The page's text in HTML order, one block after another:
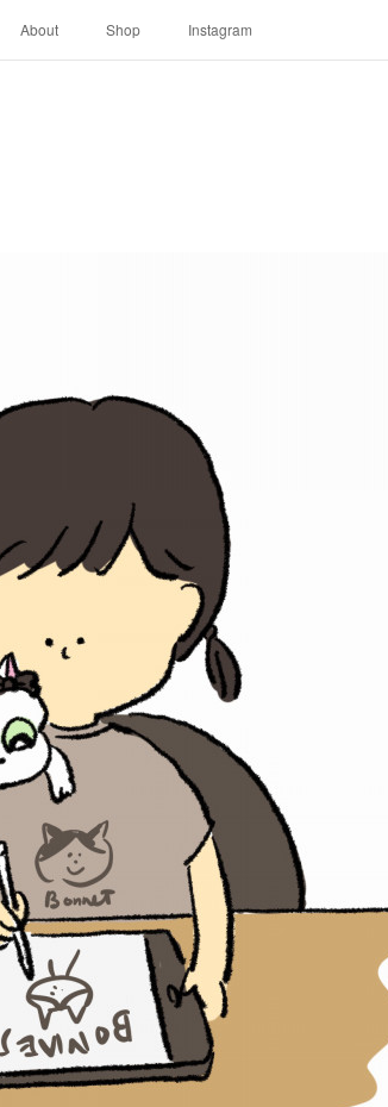
About Shop Instagram